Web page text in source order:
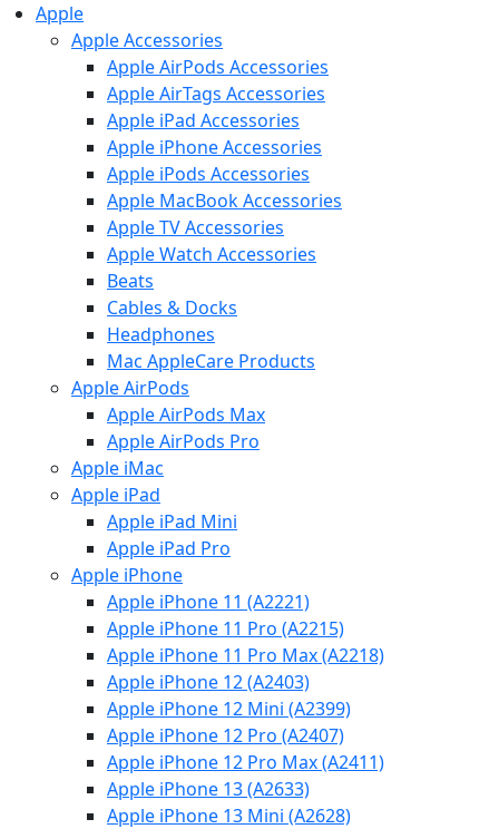
Apple
Apple Accessories
Apple AirPods Accessories
Apple AirTags Accessories
Apple iPad Accessories
Apple iPhone Accessories
Apple iPods Accessories
Apple MacBook Accessories
Apple TV Accessories
Apple Watch Accessories
Beats
Cables & Docks
Headphones
Mac AppleCare Products
Apple AirPods
Apple AirPods Max
Apple AirPods Pro
Apple iMac
Apple iPad
Apple iPad Mini
Apple iPad Pro
Apple iPhone
Apple iPhone 11 (A2221)
Apple iPhone 11 Pro (A2215)
Apple iPhone 11 Pro Max (A2218)
Apple iPhone 12 (A2403)
Apple iPhone 12 Mini (A2399)
Apple iPhone 12 Pro (A2407)
Apple iPhone 12 Pro Max (A2411)
Apple iPhone 13 (A2633)
Apple iPhone 13 Mini (A2628)